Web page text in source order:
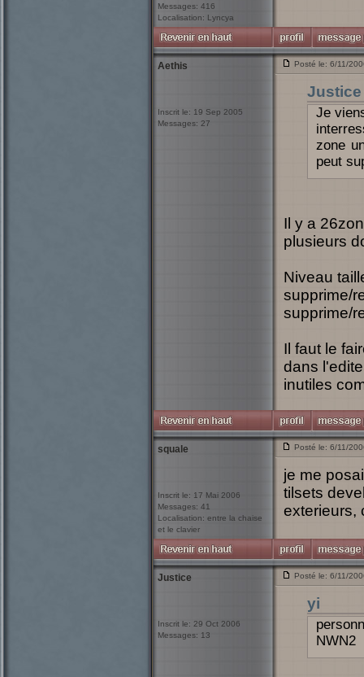
Messages: 416
Localisation: Lyncya
Aethis
Inscrit le: 19 Sep 2005
Messages: 27
Posté le: 6/11/
Justice
Je
zone
peut
Il y a
plusieurs
Niveau
supprime/
supprime/
Il faut le
dans
inutiles
squale
Inscrit le: 17 Mai 2006
Messages: 41
Localisation: entre la chaise
et le clavier
Posté le: 6/11/
je me
tilsets
exterieurs,
Justice
Inscrit le: 29 Oct 2006
Messages: 13
Posté le: 6/11/
yi
NWN2